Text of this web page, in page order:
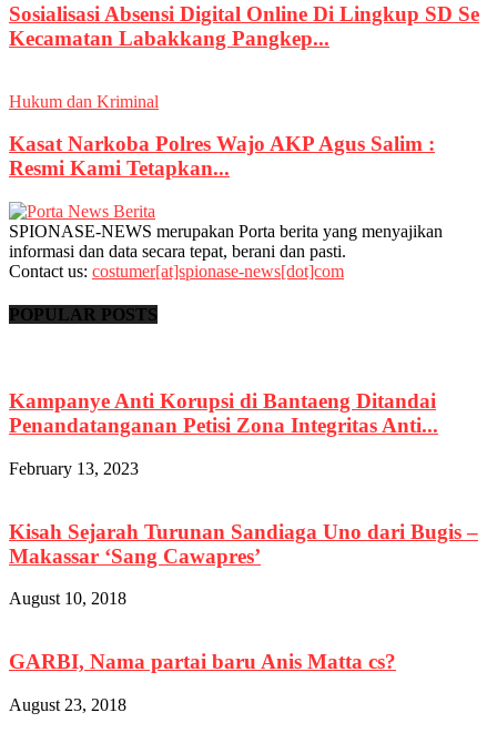
Sosialisasi Absensi Digital Online Di Lingkup SD Se
Kecamatan Labakkang Pangkep...
Hukum dan Kriminal
Kasat Narkoba Polres Wajo AKP Agus Salim :
Resmi Kami Tetapkan...
SPIONASE-NEWS merupakan Porta berita yang menyajikan
informasi dan data secara tepat, berani dan pasti.
Contact us: costumer[at]spionase-news[dot]com
POPULAR POSTS
Kampanye Anti Korupsi di Bantaeng Ditandai
Penandatanganan Petisi Zona Integritas Anti...
February 13, 2023
Kisah Sejarah Turunan Sandiaga Uno dari Bugis –
Makassar ‘Sang Cawapres’
August 10, 2018
GARBI, Nama partai baru Anis Matta cs?
August 23, 2018